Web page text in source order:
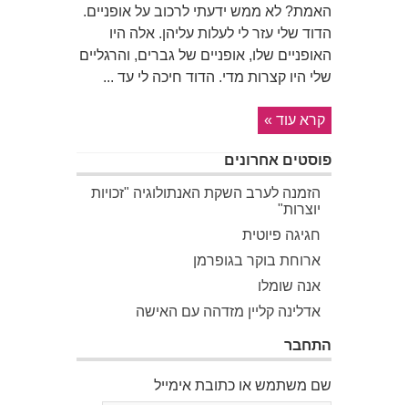
האמת? לא ממש ידעתי לרכוב על אופניים.
הדוד שלי עזר לי לעלות עליהן. אלה היו
האופניים שלו, אופניים של גברים, והרגליים
שלי היו קצרות מדי. הדוד חיכה לי עד ...
קרא עוד »
פוסטים אחרונים
הזמנה לערב השקת האנתולוגיה "זכויות
יוצרות"
חגיגה פיוטית
ארוחת בוקר בגופרמן
אנה שומלו
אדלינה קליין מזדהה עם האישה
התחבר
שם משתמש או כתובת אימייל